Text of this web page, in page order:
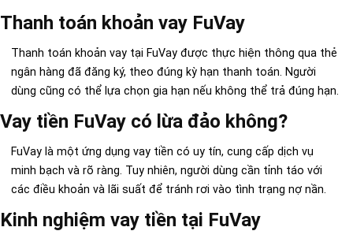
Thanh toán khoản vay FuVay
Thanh toán khoản vay tại FuVay được thực hiện thông qua thẻ
ngân hàng đã đăng ký, theo đúng kỳ hạn thanh toán. Người
dùng cũng có thể lựa chọn gia hạn nếu không thể trả đúng hạn.
Vay tiền FuVay có lừa đảo không?
FuVay là một ứng dụng vay tiền có uy tín, cung cấp dịch vụ
minh bạch và rõ ràng. Tuy nhiên, người dùng cần tỉnh táo với
các điều khoản và lãi suất để tránh rơi vào tình trạng nợ nần.
Kinh nghiệm vay tiền tại FuVay